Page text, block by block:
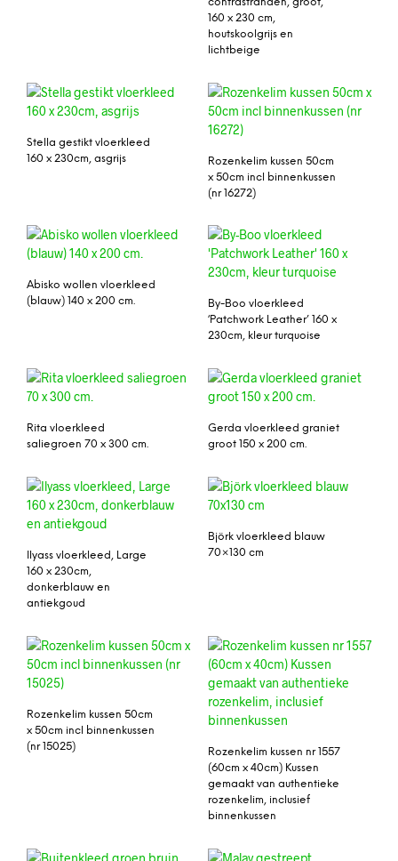
160 x 230 cm,
houtskoolgrijs en
lichtbeige
Stella gestikt vloerkleed
160 x 230cm, asgrijs
Rozenkelim kussen 50cm
x 50cm incl binnenkussen
(nr 16272)
Abisko wollen vloerkleed
(blauw) 140 x 200 cm.
By-Boo vloerkleed
‘Patchwork Leather’ 160 x
230cm, kleur turquoise
Rita vloerkleed
saliegroen 70 x 300 cm.
Gerda vloerkleed graniet
groot 150 x 200 cm.
Ilyass vloerkleed, Large
160 x 230cm,
donkerblauw en
antiekgoud
Björk vloerkleed blauw
70×130 cm
Rozenkelim kussen 50cm
x 50cm incl binnenkussen
(nr 15025)
Rozenkelim kussen nr 1557
(60cm x 40cm) Kussen
gemaakt van authentieke
rozenkelim, inclusief
binnenkussen